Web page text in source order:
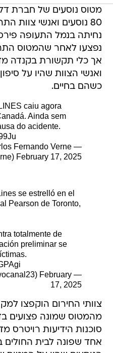
מטוס נוסעים של חברת
80 נוסעים ואנשי
נפצעו לאחר שהמטוס
אך כלי תקשורת בקנדה
כשהם בחיים.
caiu agora
Ainda sem
do acidente.
Fernando Verne
February 17, 2025
se estrelló en el
Pearson de Toronto,
totalmente de
preliminar se
— TVO CANAL 23 (@tvocanal23)
February
17, 2025
צוותי החירום הוקפצו
מהמטוס שמונה פצועים
סוכנות הידיעות רויטרס
אחד שפונה לבית החולים